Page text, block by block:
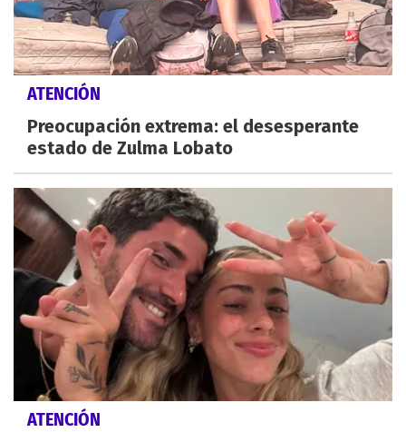
ATENCIÓN
Preocupación extrema: el desesperante
estado de Zulma Lobato
ATENCIÓN